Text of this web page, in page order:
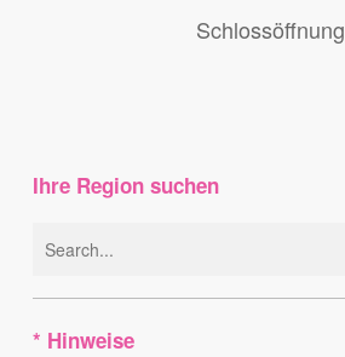
Schlossöffnung
Ihre Region suchen
* Hinweise